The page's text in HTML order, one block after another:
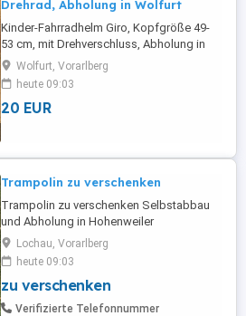
Drehrad, Abholung in Wolfurt
Kinder-Fahrradhelm Giro, Kopfgröße 49-
53 cm, mit Drehverschluss, Abholung in
Wolfurt, kein Versand
Wolfurt, Vorarlberg
heute 09:03
20 EUR
Trampolin zu verschenken
Trampolin zu verschenken Selbstabbau
und Abholung in Hohenweiler
Lochau, Vorarlberg
heute 09:03
zu verschenken
Verifizierte Telefonnummer